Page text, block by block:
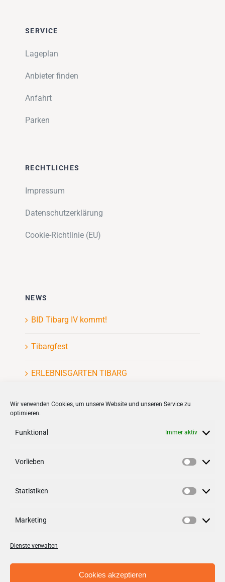
Wir verwenden Cookies, um unsere Website und unseren Service zu
optimieren.
Funktional Immer aktiv
Vorlieben
Statistiken
Marketing
Dienste verwalten
Cookies akzeptieren
SERVICE
Lageplan
Anbieter finden
Anfahrt
Parken
RECHTLICHES
Impressum
Datenschutzerklärung
Cookie-Richtlinie (EU)
NEWS
BID Tibarg IV kommt!
Tibargfest
ERLEBNISGARTEN TIBARG
Kinderflohmarkt
Follow us on